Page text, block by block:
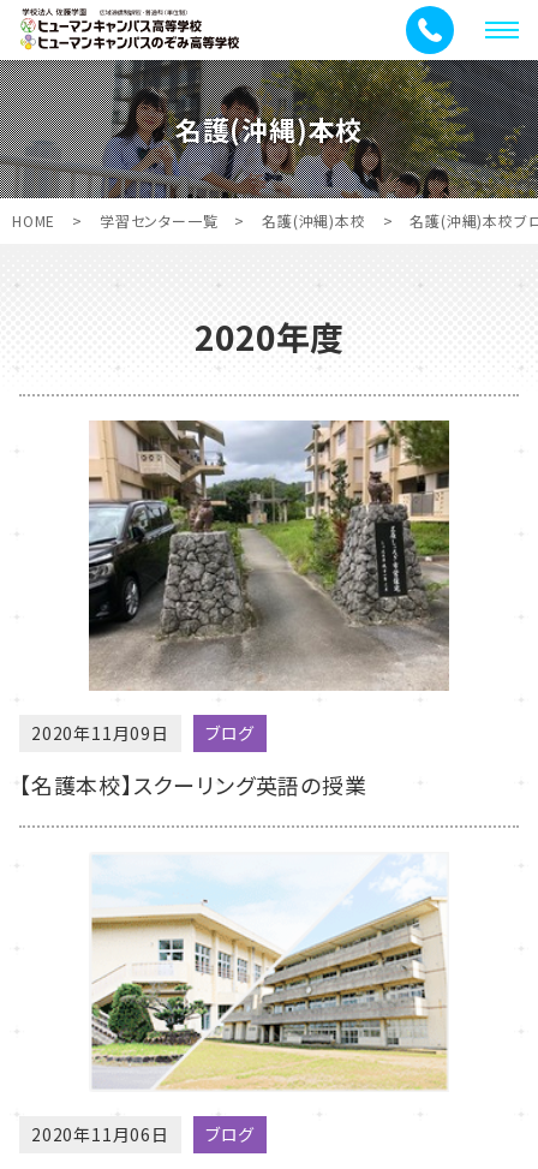
メ
ニ
ュ
ー
名護(沖縄)本校
HOME > 学習センター一覧 > 名護(沖縄)本校 > 名護(沖縄)本校ブ
2020年度
2020年11月09日 ブログ
【名護本校】スクーリング英語の授業
2020年11月06日 ブログ